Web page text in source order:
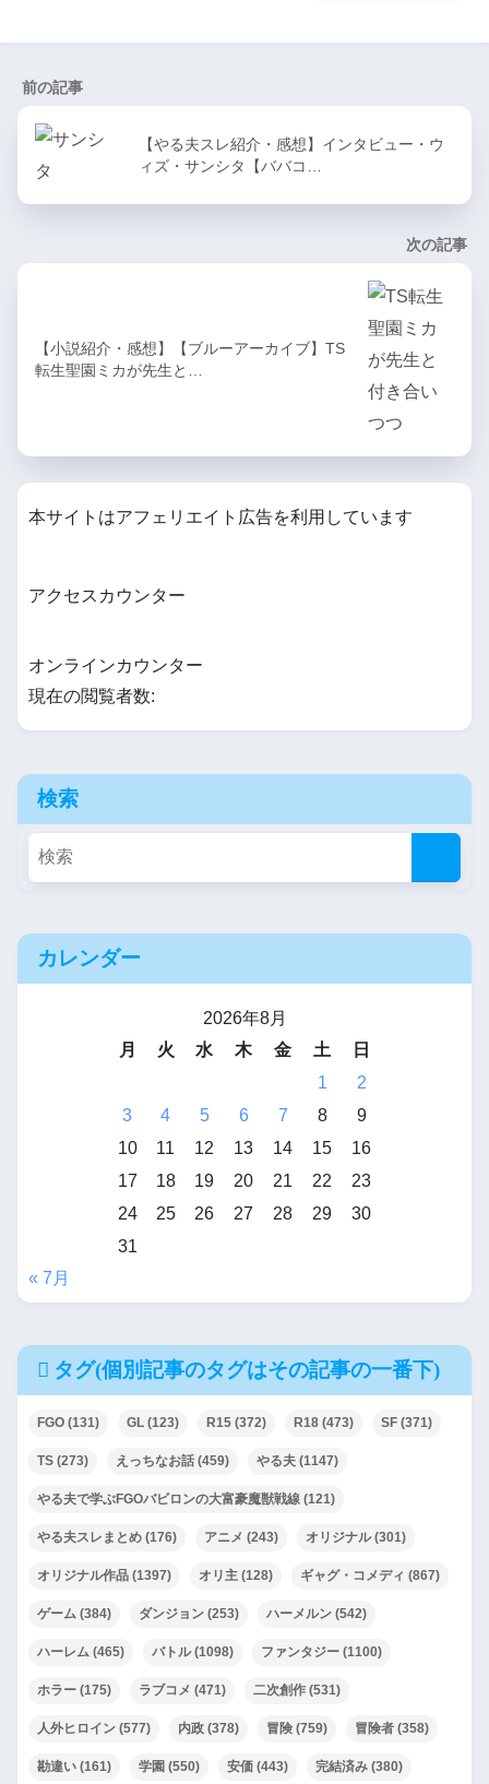
前の記事
【やる夫スレ紹介・感想】インタビュー・ウ
ィズ・サンシタ【ババコ…
次の記事
【小説紹介・感想】【ブルーアーカイブ】TS
転生聖園ミカが先生と…
本サイトはアフェリエイト広告を利用しています
アクセスカウンター
オンラインカウンター
現在の閲覧者数:
検索
カレンダー
2026年8月
月
火 水 木 金 土
日
1
2
3
4 5 6 7 8
9
10
11 12 13 14 15
16
17
18 19 20 21 22
23
24
25 26 27 28 29
30
31
« 7月
タグ(個別記事のタグはその記事の一番下)
FGO (131) GL (123) R15 (372) R18 (473) SF (371)
TS (273) えっちなお話 (459) やる夫 (1147)
やる夫で学ぶFGOバビロンの大富豪魔獣戦線 (121)
やる夫スレまとめ (176) アニメ (243) オリジナル(301)
オリジナル作品 (1397) オリ主 (128) ギャグ・コメディ (867)
ゲーム (384) ダンジョン (253) ハーメルン (542)
ハーレム (465) バトル(1098) ファンタジー (1100)
ホラー (175) ラブコメ (471) 二次創作 (531)
人外ヒロイン (577) 内政 (378) 冒険 (759) 冒険者 (358)
勘違い (161) 学園 (550) 安価 (443) 完結済み (380)